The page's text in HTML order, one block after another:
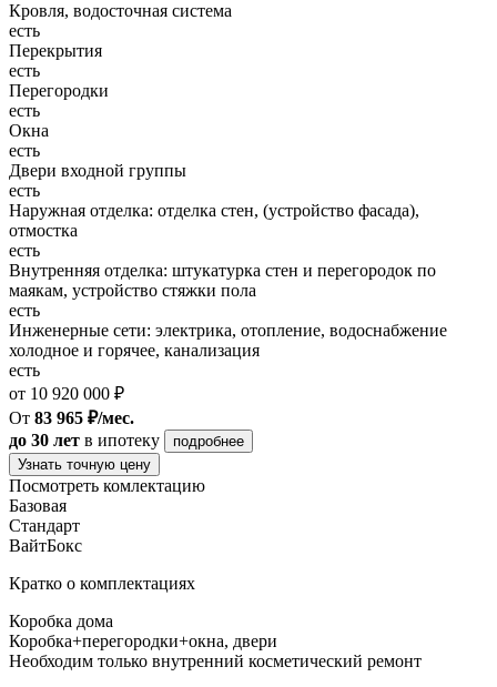
Кровля, водосточная система
есть
Перекрытия
есть
Перегородки
есть
Окна
есть
Двери входной группы
есть
Наружная отделка: отделка стен, (устройство фасада),
отмостка
есть
Внутренняя отделка: штукатурка стен и перегородок по
маякам, устройство стяжки пола
есть
Инженерные сети: электрика, отопление, водоснабжение
холодное и горячее, канализация
есть
от 10 920 000 ₽
От 83 965 ₽/мес.
до 30 лет в ипотеку
подробнее
Узнать точную цену
Посмотреть комлектацию
Базовая
Стандарт
ВайтБокс
Кратко о комплектациях
Коробка дома
Коробка+перегородки+окна, двери
Необходим только внутренний косметический ремонт